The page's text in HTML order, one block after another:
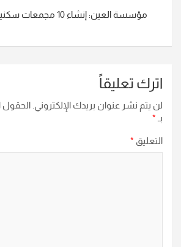
مؤسسة العين: إنشاء 10
اترك تعليقاً
لن يتم نشر عنوان بريدك الإلكتروني. الحقول
بـ *
التعليق *